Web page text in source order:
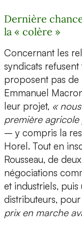
Dernière
la « colère »
Concernant les
syndicats
proposent pas
Emmanuel
leur projet, «
première
– y compris la
Horel. Tout en
Rousseau, de
négociations
et industriels,
distributeurs,
prix en marche